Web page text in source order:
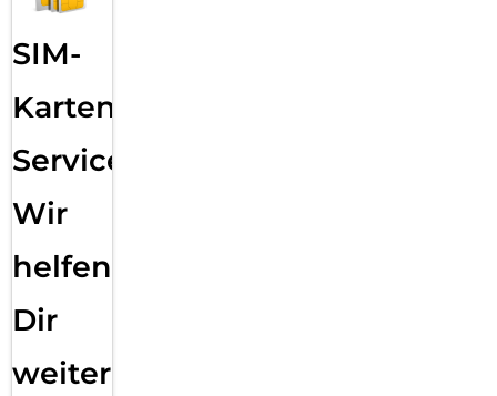
SIM-
Karten
Service:
Wir
helfen
Dir
weiter